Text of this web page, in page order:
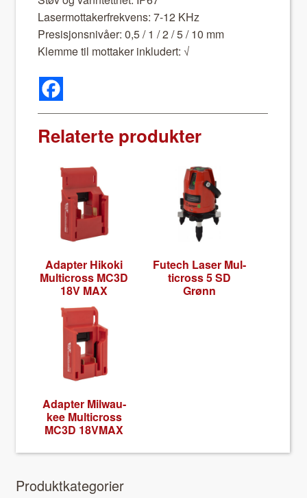
Laser­mot­tak­er­frekvens: 7-12 KHz
Pre­sisjon­snivåer: 0,5 / 1 / 2 / 5 / 10 mm
Klemme til mot­tak­er inklud­ert: √
Relaterte produkter
Adapter Hiko­ki
Mul­ti­cross MC3D
18V MAX
Futech Laser Mul­
ti­cross 5 SD
Grønn
Adapter Mil­wau­
kee Mul­ti­cross
MC3D 18VMAX
Pro­duk­tkat­e­gori­er